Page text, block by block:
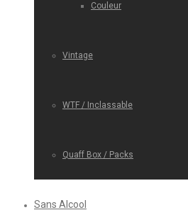
Couleur
Vintage
WTF / Inclassable
Quaff Box / Packs
Sans Alcool